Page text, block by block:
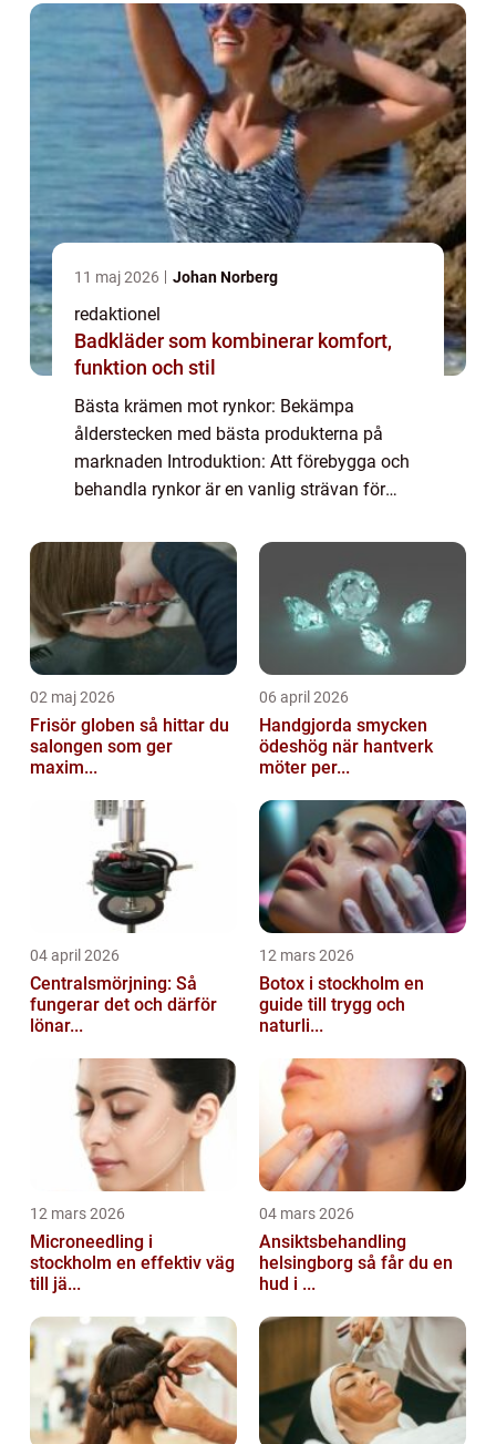
analysera bästa kräm...
11 maj 2026 Johan Norberg
redaktionel
Badkläder som kombinerar komfort,
funktion och stil
Bästa krämen mot rynkor: Bekämpa
ålderstecken med bästa produkterna på
marknaden Introduktion: Att förebygga och
behandla rynkor är en vanlig strävan för
artikel kommer vi att undersöka och
analysera bästa kräm...
02 maj 2026
Frisör globen så hittar du
salongen som ger
maxim...
06 april 2026
Handgjorda smycken
ödeshög när hantverk
möter per...
04 april 2026
Centralsmörjning: Så
fungerar det och därför
lönar...
12 mars 2026
Botox i stockholm en
guide till trygg och
naturli...
12 mars 2026
Microneedling i
stockholm en effektiv väg
till jä...
04 mars 2026
Ansiktsbehandling
helsingborg så får du en
hud i ...